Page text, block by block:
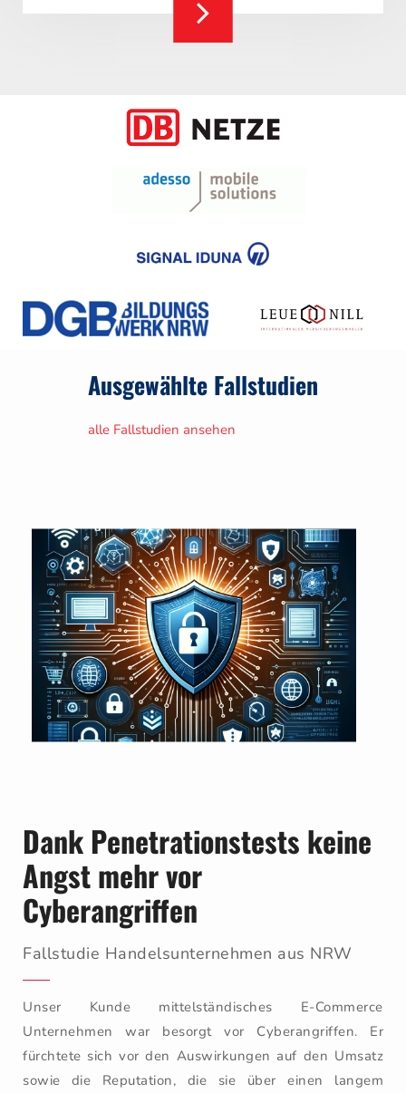
Ausgewählte Fallstudien
alle Fallstudien ansehen
Dank Penetrationstests keine
Angst mehr vor
Cyberangriffen
Fallstudie Handelsunternehmen aus NRW
Unser Kunde mittelständisches E-Commerce
Unternehmen war besorgt vor Cyberangriffen. Er
fürchtete sich vor den Auswirkungen auf den Umsatz
sowie die Reputation, die sie über einen langem